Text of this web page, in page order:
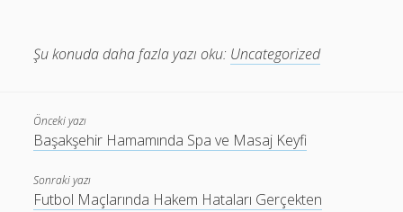
Şu konuda daha fazla yazı oku: Uncategorized
Önceki yazı
Başakşehir Hamamında Spa ve Masaj Keyfi
Sonraki yazı
Futbol Maçlarında Hakem Hataları Gerçekten